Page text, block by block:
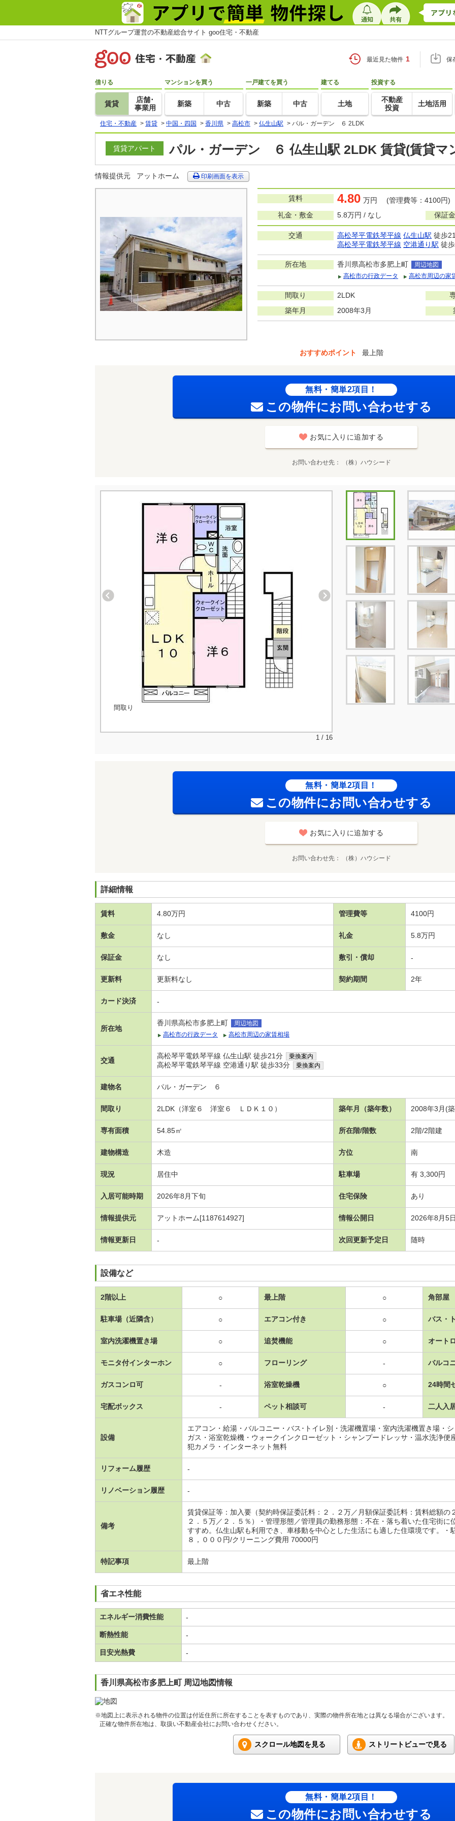
NTTグループ運営の不動産総合サイト goo住宅・不動産
最近見た物件 1 保
借りる
賃貸
店舗･
事業用
マンションを買う
新築 中古
一戸建てを買う
新築 中古
建てる
土地
投資する
不動産
投資
土地活用
住宅・不動産 > 賃貸 > 中国・四国 > 香川県 > 高松市 > 仏生山駅 > パル・ガーデン ６ 2LDK
賃貸アパート パル・ガーデン ６ 仏生山駅 2LDK 賃貸(賃貸マ
情報提供元 アットホーム 印刷画面を表示
賃料 4.80 万円 (管理費等：4100円)
礼金・敷金
5.8万円 / なし 保証
交通 高松琴平電鉄琴平線 仏生山駅 徒歩
高松琴平電鉄琴平線 空港通り駅 徒
所在地 香川県高松市多肥上町
周辺地図
高松市の行政データ
高松市周辺の家
間取り 2LDK
築年月 2008年3月
おすすめポイント 最上階
無料・簡単2項目！
この物件にお問い合わせする
お気に入りに追加する
お問い合わせ先 （株）ハウシード
間取り
1 / 16
無料・簡単2項目！
この物件にお問い合わせする
お気に入りに追加する
お問い合わせ先 （株）ハウシード
詳細情報
賃料 4.80万円 管理費等 4100円
敷金 なし 礼金 5.8万円
保証金 なし 敷引・償却 -
更新料 更新料なし 契約期間 2年
カード決済 -
所在地
香川県高松市多肥上町
周辺地図
高松市の行政データ
高松市周辺の家賃相場
交通
高松琴平電鉄琴平線 仏生山駅 徒歩21分 乗換案内
高松琴平電鉄琴平線 空港通り駅 徒歩33分 乗換案内
建物名 パル・ガーデン ６
間取り 2LDK（洋室６ 洋室６ ＬＤＫ１０） 築年月（築年数） 2008年3月(
専有面積 54.85㎡ 所在階/階数 2階/2階建
建物構造 木造 方位 南
現況 居住中 駐車場 有 3,300円
入居可能時期 2026年8月下旬 住宅保険 あり
情報提供元 アットホーム[1187614927] 情報公開日 2026年8月5日
情報更新日 - 次回更新予定日 随時
設備など
2階以上 ○ 最上階 ○ 角部屋
駐車場（近隣含） ○ エアコン付き ○ バス・
室内洗濯機置き場 ○ 追焚機能 ○ オート
モニタ付インターホン ○ フローリング - バルコ
ガスコンロ可 - 浴室乾燥機 ○ 24時間
宅配ボックス - ペット相談可 - 二人入
設備
エアコン・給湯・バルコニー・バス･トイレ別・洗濯機置場・室内洗濯機置き場・
ガス・浴室乾燥機・ウォークインクローゼット・シャンプードレッサ・温水洗浄便
犯カメラ・インターネット無料
リフォーム履歴 -
リノベーション履歴 -
備考
賃貸保証等：加入要（契約時保証委託料：２．２万／月額保証委託料：賃料総額
２．５万／２．５％）・管理形態／管理員の勤務形態：不在・落ち着いた住宅街に
すすめ。仏生山駅も利用でき、車移動を中心とした生活にも適した住環境です。・
８，０００円/クリーニング費用 70000円
特記事項 最上階
省エネ性能
エネルギー消費性能 -
断熱性能 -
目安光熱費 -
香川県高松市多肥上町 周辺地図情報
※地図上に表示される物件の位置は付近住所に所在することを表すものであり、実際の物件所在地とは異なる場合がございます。
正確な物件所在地は、取扱い不動産会社にお問い合わせください。
スクロール地図を見る ストリートビューで見る
無料・簡単2項目！
この物件にお問い合わせする